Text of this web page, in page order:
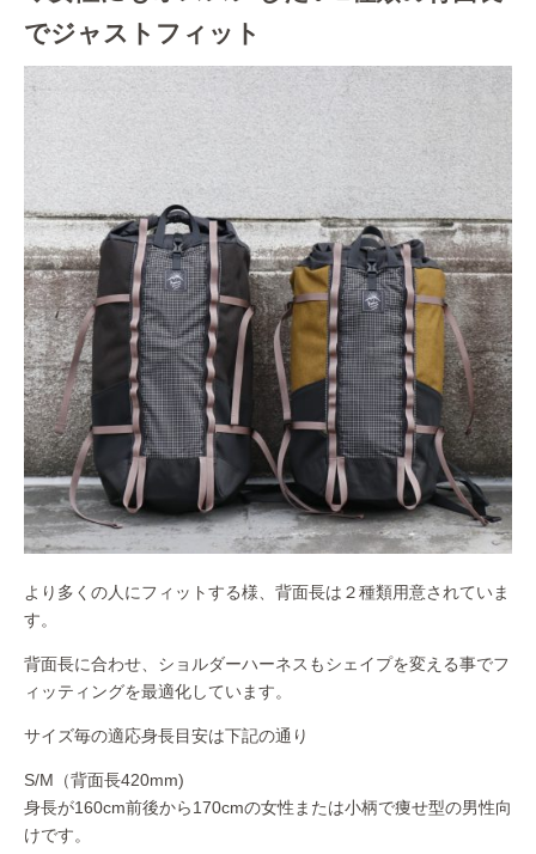
でジャストフィット
より多くの人にフィットする様、背面長は２種類用意されていま
す。
背面長に合わせ、ショルダーハーネスもシェイプを変える事でフ
ィッティングを最適化しています。
サイズ毎の適応身長目安は下記の通り
S/M（背面長420mm)
身長が160cm前後から170cmの女性または小柄で痩せ型の男性向
けです。